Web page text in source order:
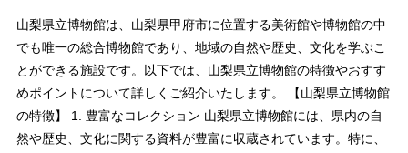
山梨県立博物館は、山梨県甲府市に位置する美術館や博物館の中
でも唯一の総合博物館であり、地域の自然や歴史、文化を学ぶこ
とができる施設です。以下では、山梨県立博物館の特徴やおすす
めポイントについて詳しくご紹介いたします。 【山梨県立博物館
の特徴】 1. 豊富なコレクション 山梨県立博物館には、県内の自
然や歴史、文化に関する資料が豊富に収蔵されています。特に、